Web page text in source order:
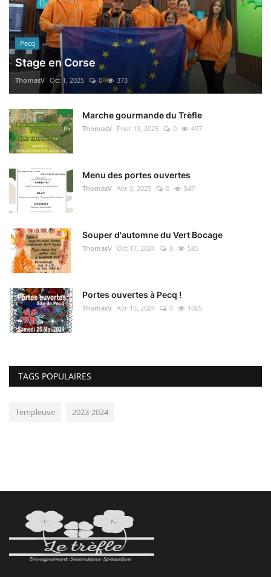
Pecq
Stage en Corse
ThomasV Oct 1, 2025 0 373
Marche gourmande du Trèfle
ThomasV Peut 13, 2025 0 497
Menu des portes ouvertes
ThomasV Avr 3, 2025 0 547
Souper d'automne du Vert Bocage
ThomasV Oct 17, 2024 0 585
Portes ouvertes à Pecq !
ThomasV Avr 15, 2024 0 1005
TAGS POPULAIRES
Templeuve 2023-2024